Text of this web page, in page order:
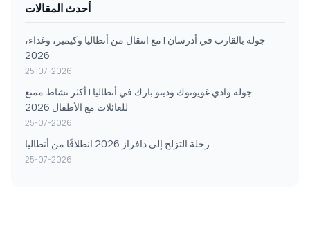
أحدث المقالات
جولة بالقارب في أدرسان | مع انتقال من أنطاليا وكيمير، وغداء،
2026
25-07-2026
جولة وادي غويونوك ودينو بارك في أنطاليا | أكثر نشاط ممتع
للعائلات مع الأطفال 2026
25-07-2026
رحلة التزلج إلى دافراز 2026 انطلاقًا من أنطاليا
25-07-2026